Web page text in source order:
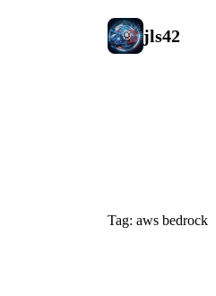
jls42
Tag: aws bedrock